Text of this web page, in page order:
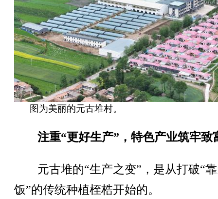
图为美丽的元古堆村。
注重“更好生产”，特色产业筑牢致
元古堆的“生产之变”，是从打破“
饭”的传统种植桎梏开始的。